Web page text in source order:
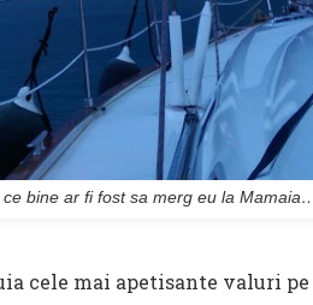
bine ar fi fost sa merg eu la
cele mai apetisante valuri